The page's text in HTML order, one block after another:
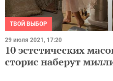
ТВОЙ ВЫБОР
29 июля 2021, 17:20
10 эстетических
сторис наберут